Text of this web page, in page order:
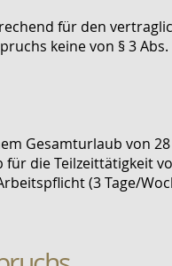
für den
keine von § 3
Gesamturlaub von
für die Teilzeittätigkeit
(3 Tage/